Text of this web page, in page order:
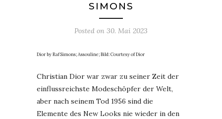
SIMONS
Posted on 30. Mai 2023
Dior by Raf Simons; Assouline; Bild: Courtesy of Dior
Christian Dior war zwar zu seiner Zeit der
einflussreichste Modeschöpfer der Welt,
aber nach seinem Tod 1956 sind die
Elemente des New Looks nie wieder in den